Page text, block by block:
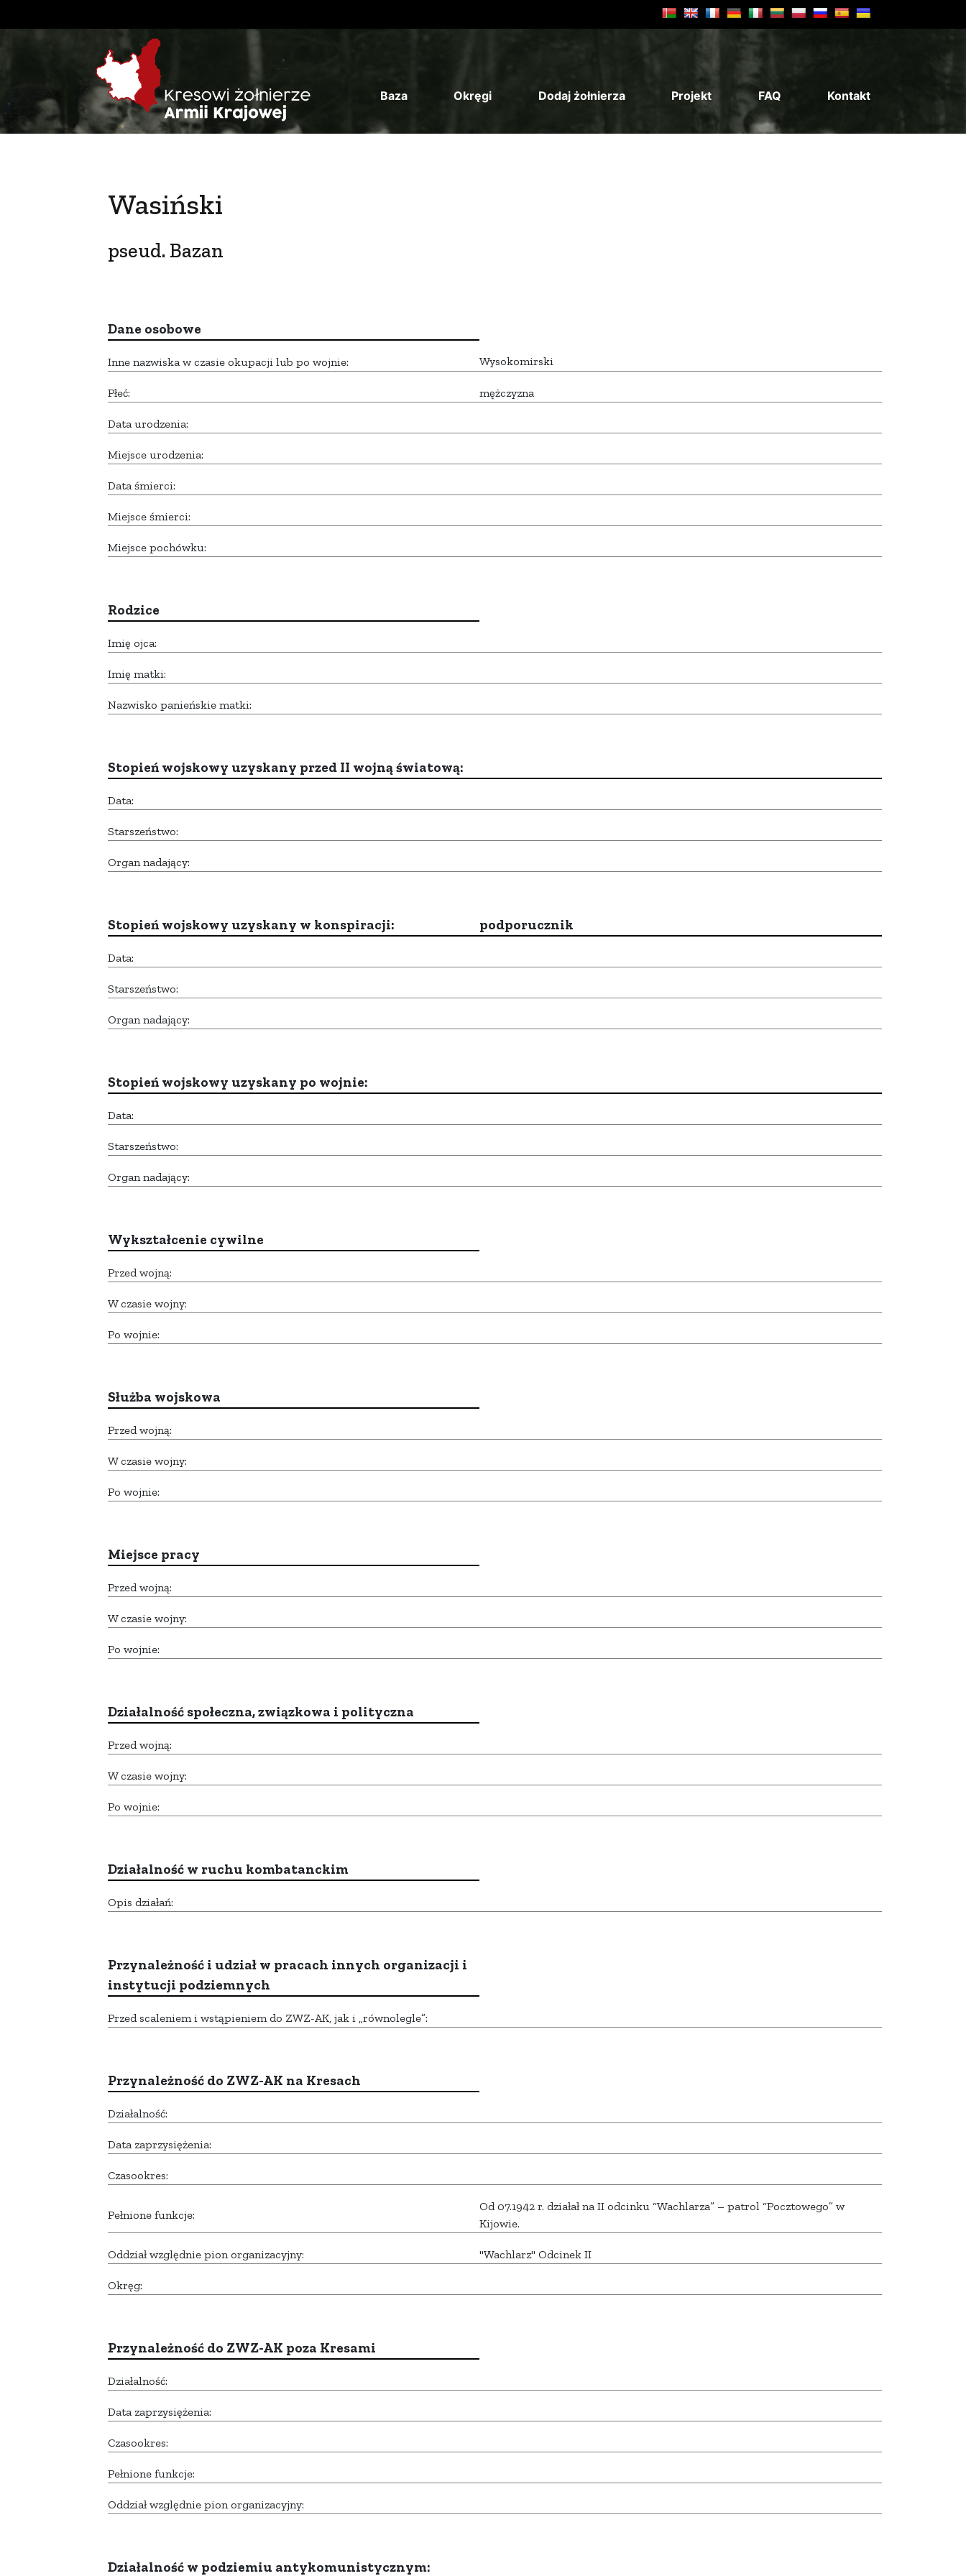
Baza Okręgi Dodaj żołnierza Projekt FAQ Kontakt
Wasiński
pseud. Bazan
Dane osobowe
Inne nazwiska w czasie okupacji lub po wojnie: Wysokomirski
Płeć: mężczyzna
Data urodzenia:
Miejsce urodzenia:
Data śmierci:
Miejsce śmierci:
Miejsce pochówku:
Rodzice
Imię ojca:
Imię matki:
Nazwisko panieńskie matki:
Stopień wojskowy uzyskany przed II wojną światową:
Data:
Starszeństwo:
Organ nadający:
Stopień wojskowy uzyskany w konspiracji: podporucznik
Data:
Starszeństwo:
Organ nadający:
Stopień wojskowy uzyskany po wojnie:
Data:
Starszeństwo:
Organ nadający:
Wykształcenie cywilne
Przed wojną:
W czasie wojny:
Po wojnie:
Służba wojskowa
Przed wojną:
W czasie wojny:
Po wojnie:
Miejsce pracy
Przed wojną:
W czasie wojny:
Po wojnie:
Działalność społeczna, związkowa i polityczna
Przed wojną:
W czasie wojny:
Po wojnie:
Działalność w ruchu kombatanckim
Opis działań:
Przynależność i udział w pracach innych organizacji i
instytucji podziemnych
Przed scaleniem i wstąpieniem do ZWZ-AK, jak i „równolegle”:
Przynależność do ZWZ-AK na Kresach
Działalność:
Data zaprzysiężenia:
Czasookres:
Pełnione funkcje:
Od 07.1942 r. działał na II odcinku “Wachlarza” – patrol “Pocztowego” w
Kijowie.
Oddział względnie pion organizacyjny: "Wachlarz" Odcinek II
Okręg:
Przynależność do ZWZ-AK poza Kresami
Działalność:
Data zaprzysiężenia:
Czasookres:
Pełnione funkcje:
Oddział względnie pion organizacyjny:
Działalność w podziemiu antykomunistycznym: